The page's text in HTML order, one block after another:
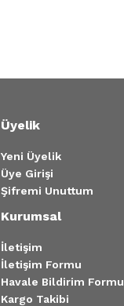
Üyelik
Yeni Üyelik
Üye Girişi
Şifremi Unuttum
Kurumsal
İletişim
İletişim Formu
Havale Bildirim Formu
Kargo Takibi